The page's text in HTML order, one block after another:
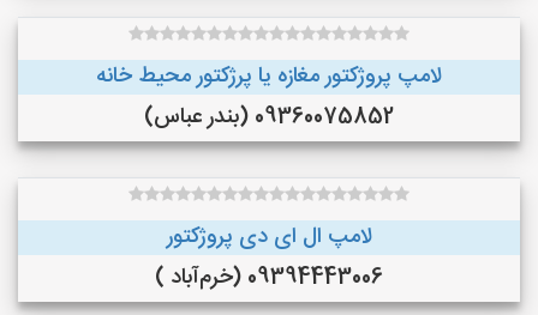
لامپ پروژکتور مغازه یا پرژکتور محیط خانه
09360075852 (بندر عباس)
لامپ ال ای دی پروژکتور
09394443006 (خرم‌آباد )